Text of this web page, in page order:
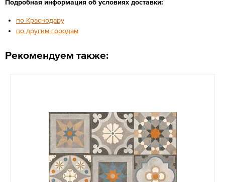
Подробная информация об условиях доставки:
по Краснодару
по другим городам
Рекомендуем также: